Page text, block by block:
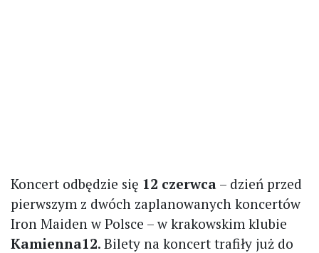
Koncert odbędzie się 12 czerwca – dzień przed
pierwszym z dwóch zaplanowanych koncertów
Iron Maiden w Polsce – w krakowskim klubie
Kamienna12. Bilety na koncert trafiły już do